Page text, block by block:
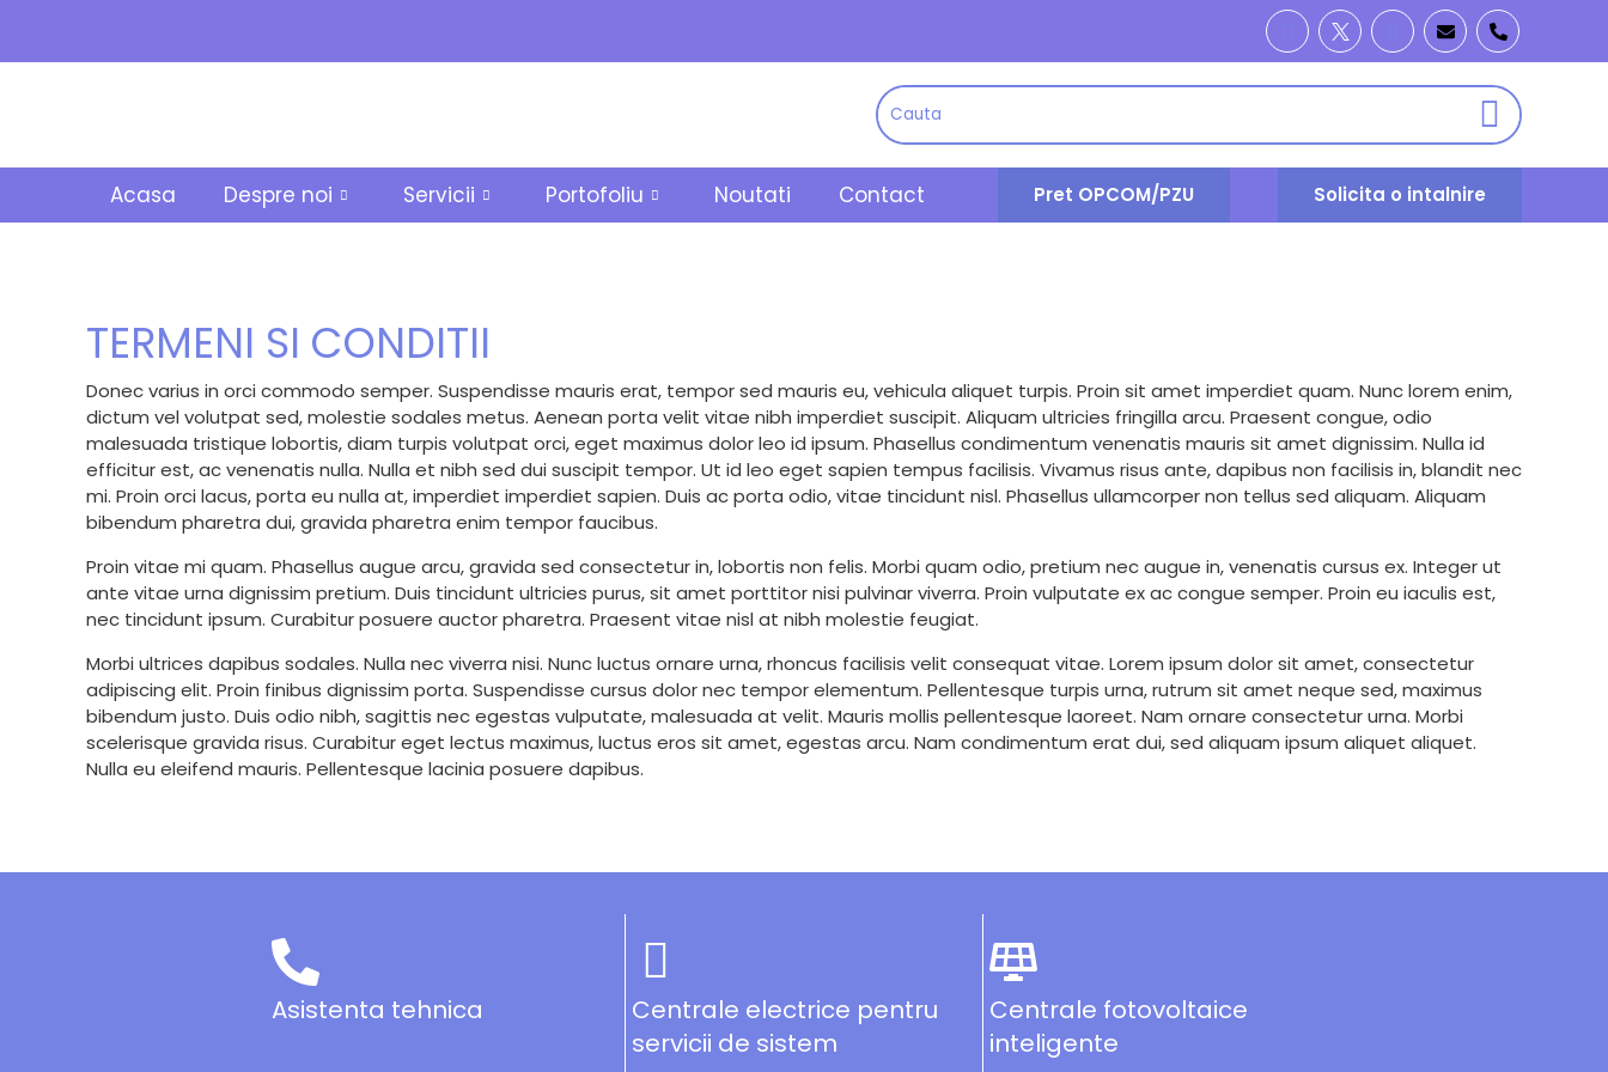
Acasa Despre noi Servicii Portofoliu Noutati Contact Pret OPCOM/PZU Solicita o intalnire
TERMENI SI CONDITII
Donec varius in orci commodo semper. Suspendisse mauris erat, tempor sed mauris eu, vehicula aliquet turpis. Proin sit amet imperdiet quam. Nunc lorem enim,
dictum vel volutpat sed, molestie sodales metus. Aenean porta velit vitae nibh imperdiet suscipit. Aliquam ultricies fringilla arcu. Praesent congue, odio
malesuada tristique lobortis, diam turpis volutpat orci, eget maximus dolor leo id ipsum. Phasellus condimentum venenatis mauris sit amet dignissim. Nulla id
efficitur est, ac venenatis nulla. Nulla et nibh sed dui suscipit tempor. Ut id leo eget sapien tempus facilisis. Vivamus risus ante, dapibus non facilisis in, blandit nec
mi. Proin orci lacus, porta eu nulla at, imperdiet imperdiet sapien. Duis ac porta odio, vitae tincidunt nisl. Phasellus ullamcorper non tellus sed aliquam. Aliquam
bibendum pharetra dui, gravida pharetra enim tempor faucibus.
Proin vitae mi quam. Phasellus augue arcu, gravida sed consectetur in, lobortis non felis. Morbi quam odio, pretium nec augue in, venenatis cursus ex. Integer ut
ante vitae urna dignissim pretium. Duis tincidunt ultricies purus, sit amet porttitor nisi pulvinar viverra. Proin vulputate ex ac congue semper. Proin eu iaculis est,
nec tincidunt ipsum. Curabitur posuere auctor pharetra. Praesent vitae nisl at nibh molestie feugiat.
Morbi ultrices dapibus sodales. Nulla nec viverra nisi. Nunc luctus ornare urna, rhoncus facilisis velit consequat vitae. Lorem ipsum dolor sit amet, consectetur
adipiscing elit. Proin finibus dignissim porta. Suspendisse cursus dolor nec tempor elementum. Pellentesque turpis urna, rutrum sit amet neque sed, maximus
bibendum justo. Duis odio nibh, sagittis nec egestas vulputate, malesuada at velit. Mauris mollis pellentesque laoreet. Nam ornare consectetur urna. Morbi
scelerisque gravida risus. Curabitur eget lectus maximus, luctus eros sit amet, egestas arcu. Nam condimentum erat dui, sed aliquam ipsum aliquet aliquet.
Nulla eu eleifend mauris. Pellentesque lacinia posuere dapibus.
Asistenta tehnica
Centrale electrice pentru
servicii de sistem
Centrale fotovoltaice
inteligente